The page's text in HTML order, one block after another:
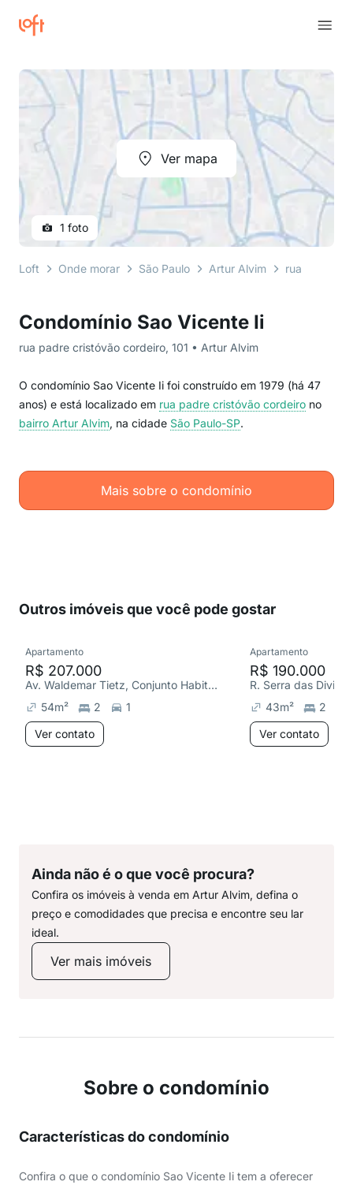
Condomínio Sao Vicente Ii
rua padre cristóvão cordeiro, 101 • Artur Alvim
O condomínio Sao Vicente Ii foi construído em 1979 (há 47
anos) e está localizado em rua padre cristóvão cordeiro no
bairro Artur Alvim, na cidade São Paulo-SP.
Mais sobre o condomínio
Ver mapa
1 foto
Loft Onde morar São Paulo Artur Alvim rua padre
Outros imóveis que você pode gostar
Apartamento
R$ 207.000
Av. Waldemar Tietz, Conjunto Habitacional Padre José de Anchieta
54m² 2
1
Ver contato
Apartamento
R$ 190.000
R. Serra das
43m²
2
Ver contato
Ainda não é o que você procura?
Confira os imóveis à venda em Artur Alvim, defina o
preço e comodidades que precisa e encontre seu lar
ideal.
Ver mais imóveis
Sobre o condomínio
Características do condomínio
Confira o que o condomínio Sao Vicente Ii tem a oferecer